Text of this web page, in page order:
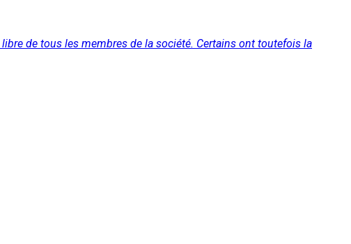
de tous les membres de la société. Certains ont toutefois la